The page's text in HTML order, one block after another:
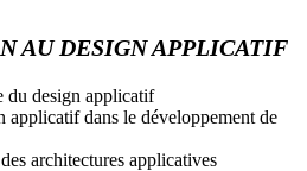
AU DESIGN APPLICATIF
du design applicatif
applicatif dans le développement de
architectures applicatives